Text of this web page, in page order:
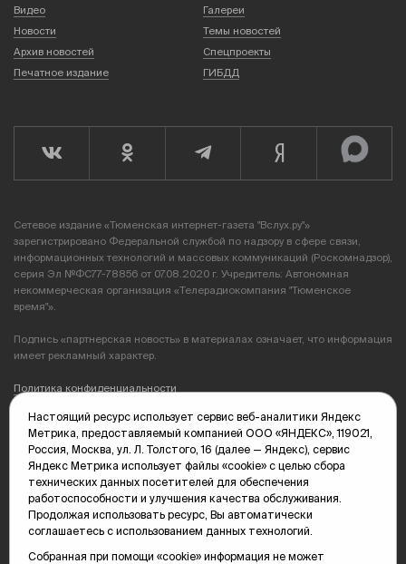
Видео
Галереи
Новости
Темы новостей
Архив новостей
Спецпроекты
Печатное издание
ГИБДД
Сетевое издание «Тюменская интернет-газета "Вслух.ру"»
зарегистрировано Федеральной службой по надзору в сфере связи,
информационных технологий и массовых коммуникаций (Роскомнадзор),
серия Эл №ФС77-78856 от 07.08.2020 г. Учредитель: Автономная
некоммерческая организация «Телерадиокомпания "Тюменское
время"».
Подпись «партнерская новость» в материалах означает, что информация
имеет рекламный характер.
Политика конфиденциальности
Редакция: 625035, Тюмень, пр. Геологоразведчиков, 28А
(3452) 68-89-05
edit@vsluh.ru
Главный редактор: Панкина Т.Ю.
kika@vsluh.ru
По вопросам рекламы:
(3452) 68-89-78
Настоящий ресурс использует сервис веб-аналитики Яндекс
Метрика, предоставляемый компанией ООО «ЯНДЕКС», 119021,
Россия, Москва, ул. Л. Толстого, 16 (далее — Яндекс), сервис
Яндекс Метрика использует файлы «cookie» с целью сбора
технических данных посетителей для обеспечения
работоспособности и улучшения качества обслуживания.
Продолжая использовать ресурс, Вы автоматически
соглашаетесь с использованием данных технологий.
Собранная при помощи «cookie» информация не может